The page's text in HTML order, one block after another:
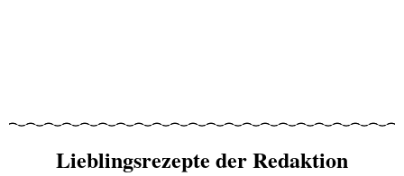
Lieblingsrezepte der Redaktion